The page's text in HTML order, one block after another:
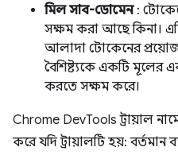
মিল সাব-ডোমেন:
সক্ষম করা আছে কিনা।
আলাদা টোকেনের
বৈশিষ্ট্যকে একটি মূলের
করতে সক্ষম করে।
Chrome DevTools ট্রায়াল
করে যদি ট্রায়ালটি হয়: